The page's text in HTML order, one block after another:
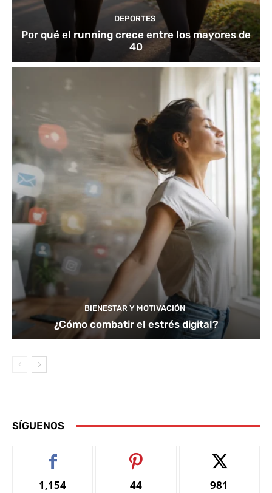
DEPORTES
Por qué el running crece entre los mayores de
40
BIENESTAR Y MOTIVACIÓN
¿Cómo combatir el estrés digital?
SÍGUENOS
1,154 44 981